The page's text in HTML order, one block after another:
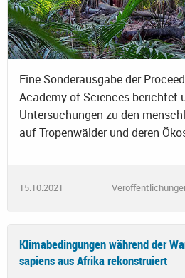
Eine Sonderausgabe der
Academy of Sciences berichtet
Untersuchungen zu den
auf Tropenwälder und deren
15.10.2021
Klimabedingungen während der
sapiens aus Afrika rekonstruiert